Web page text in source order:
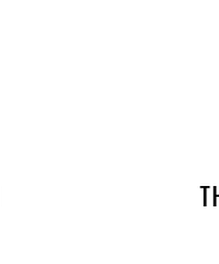
UND